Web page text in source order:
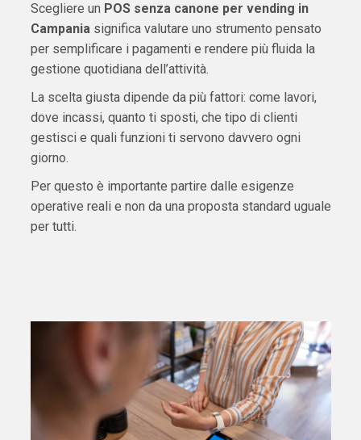
Scegliere un POS senza canone per vending in
Campaniasignifica valutare uno strumento pensato
per semplificare i pagamenti e rendere più fluida la
gestione quotidiana dell’attività.
La scelta giusta dipende da più fattori: come lavori,
dove incassi, quanto ti sposti, che tipo di clienti
gestisci e quali funzioni ti servono davvero ogni
giorno.
Per questo è importante partire dalle esigenze
operative reali e non da una proposta standard uguale
per tutti.